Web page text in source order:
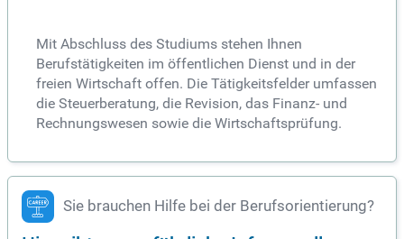
Mit Abschluss des Studiums stehen Ihnen
Berufstätigkeiten im öffentlichen Dienst und in der
freien Wirtschaft offen. Die Tätigkeitsfelder umfassen
die Steuerberatung, die Revision, das Finanz- und
Rechnungswesen sowie die Wirtschaftsprüfung.
Sie brauchen Hilfe bei der Berufsorientierung?